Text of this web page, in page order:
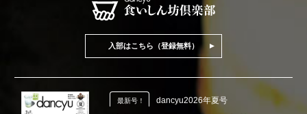
入部はこちら（登録無料）
最新号！ dancyu2026年夏号